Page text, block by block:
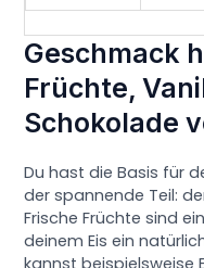
Geschmack
Früchte,
Schokolade
Du hast die Basis für
der spannende Teil:
Frische Früchte sind
deinem Eis ein
kannst beispielsweise